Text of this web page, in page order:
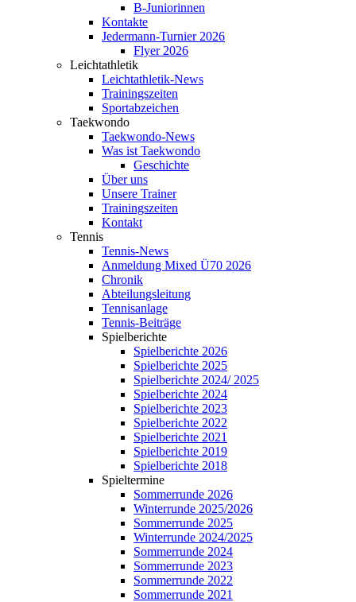
B-Juniorinnen
Kontakte
Jedermann-Turnier 2026
Flyer 2026
Leichtathletik
Leichtathletik-News
Trainingszeiten
Sportabzeichen
Taekwondo
Taekwondo-News
Was ist Taekwondo
Geschichte
Über uns
Unsere Trainer
Trainingszeiten
Kontakt
Tennis
Tennis-News
Anmeldung Mixed Ü70 2026
Chronik
Abteilungsleitung
Tennisanlage
Tennis-Beiträge
Spielberichte
Spielberichte 2026
Spielberichte 2025
Spielberichte 2024/ 2025
Spielberichte 2024
Spielberichte 2023
Spielberichte 2022
Spielberichte 2021
Spielberichte 2019
Spielberichte 2018
Spieltermine
Sommerrunde 2026
Winterrunde 2025/2026
Sommerrunde 2025
Winterrunde 2024/2025
Sommerrunde 2024
Sommerrunde 2023
Sommerrunde 2022
Sommerrunde 2021